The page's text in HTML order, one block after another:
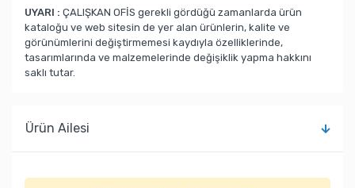
UYARI : ÇALIŞKAN OFİS gerekli gördüğü zamanlarda ürün
kataloğu ve web sitesin de yer alan ürünlerin, kalite ve
görünümlerini değiştirmemesi kaydıyla özelliklerinde,
tasarımlarında ve malzemelerinde değişiklik yapma hakkını
saklı tutar.
Ürün Ailesi